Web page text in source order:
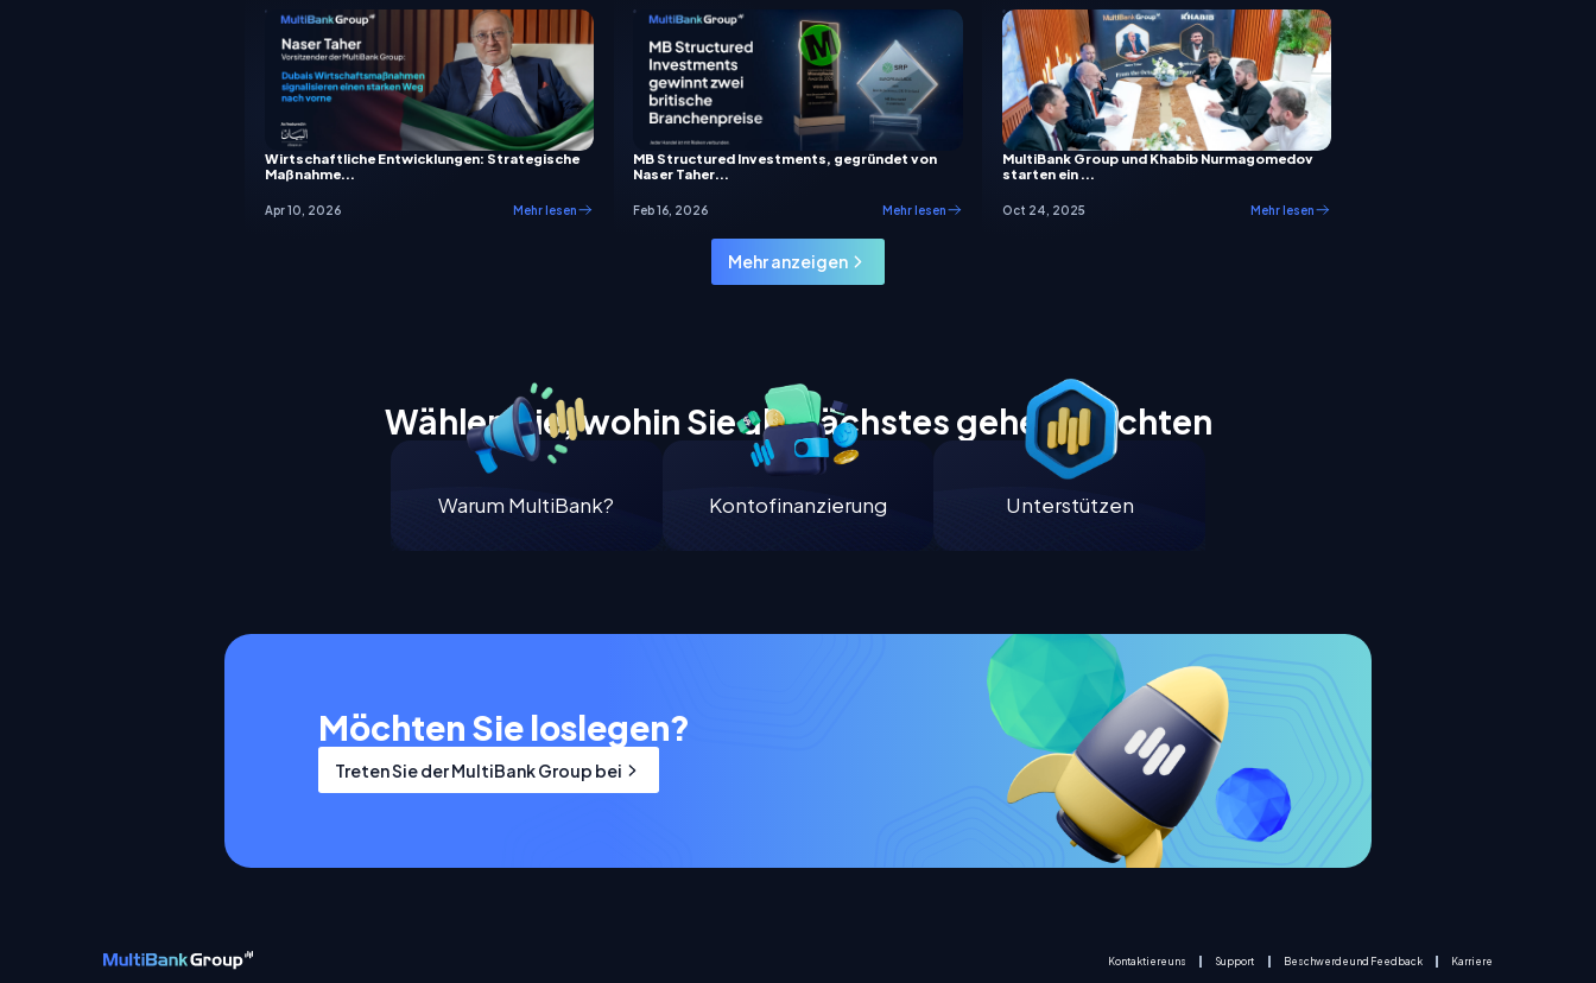
Wirtschaftliche Entwicklungen: Strategische
Maßnahme...
Apr 10, 2026 Mehr lesen
MB Structured Investments, gegründet von
Naser Taher...
Feb 16, 2026 Mehr lesen
MultiBank Group und Khabib Nurmagomedov
starten ein ...
Oct 24, 2025 Mehr lesen
Mehr anzeigen
Wählen Sie, wohin Sie als Nächstes gehen möchten
Warum MultiBank? Kontofinanzierung Unterstützen
Möchten Sie loslegen?
Treten Sie der MultiBank Group bei
Kontaktiere uns Support Beschwerde und Feedback Karriere